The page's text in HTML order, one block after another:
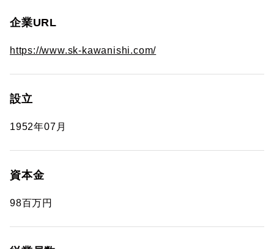
企業URL
https://www.sk-kawanishi.com/
設立
1952年07月
資本金
98百万円